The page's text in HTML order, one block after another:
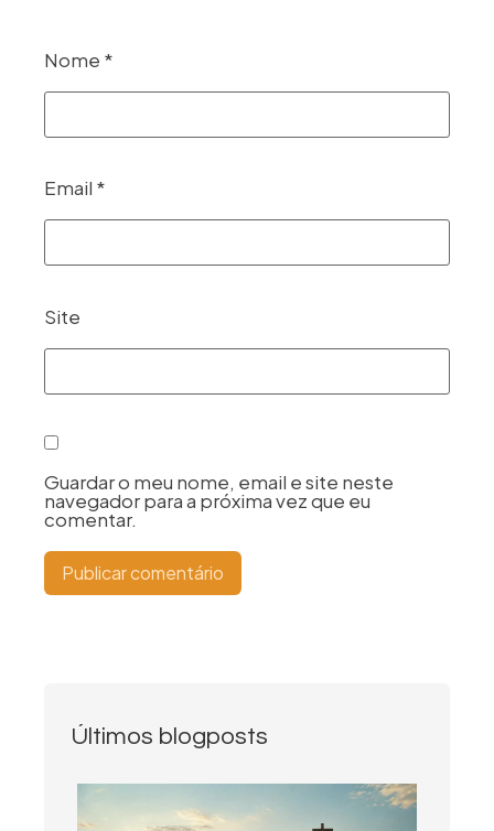
Nome *
Email *
Site
Guardar o meu nome, email e site neste
navegador para a próxima vez que eu
comentar.
Últimos blogposts